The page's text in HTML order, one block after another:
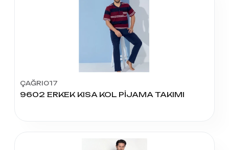
ÇAĞRI017
9602 ERKEK KISA KOL PİJAMA TAKIMI